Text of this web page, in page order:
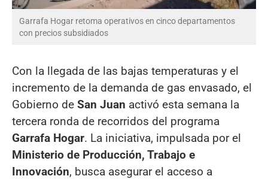
Garrafa Hogar retoma operativos en cinco departamentos
con precios subsidiados
Con la llegada de las bajas temperaturas y el
incremento de la demanda de gas envasado, el
Gobierno de San Juan activó esta semana la
tercera ronda de recorridos del programa
Garrafa Hogar. La iniciativa, impulsada por el
Ministerio de Producción, Trabajo e
Innovación, busca asegurar el acceso a